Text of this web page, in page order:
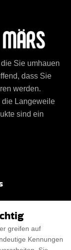
Sie umhauen
dass Sie
werden.
die Langeweile
sind ein
greifen auf
Kennungen